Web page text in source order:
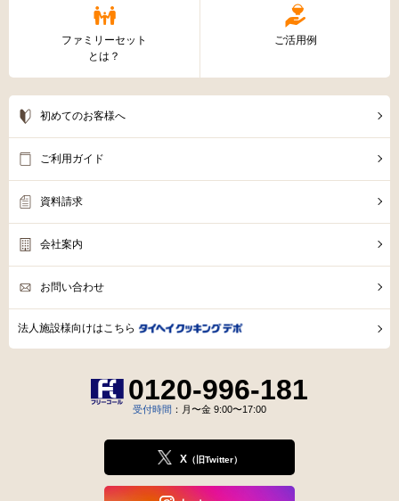
ファミリーセット
とは？
ご活用例
初めてのお客様へ
ご利用ガイド
資料請求
会社案内
お問い合わせ
法人施設様向けはこちら
0120-996-181
受付時間 ：月〜金 9:00〜17:00
X（旧Twitter）